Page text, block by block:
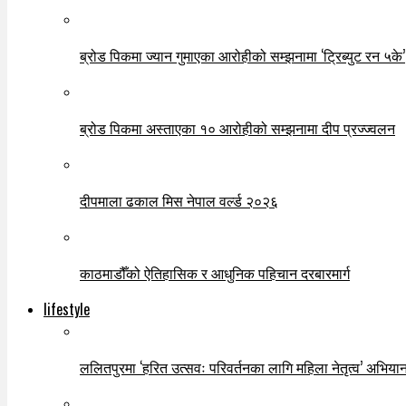
ब्रोड पिकमा ज्यान गुमाएका आरोहीको सम्झनामा ‘ट्रिब्युट रन ५के’
ब्रोड पिकमा अस्ताएका १० आरोहीको सम्झनामा दीप प्रज्ज्वलन
दीपमाला ढकाल मिस नेपाल वर्ल्ड २०२६
काठमाडौँको ऐतिहासिक र आधुनिक पहिचान दरबारमार्ग
lifestyle
ललितपुरमा ‘हरित उत्सवः परिवर्तनका लागि महिला नेतृत्व’